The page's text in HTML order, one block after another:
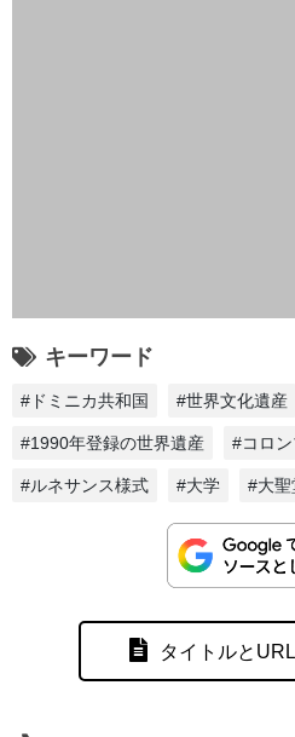
キーワード
#ドミニカ共和国 #世界文化遺産
#1990年登録の世界遺産 #コロン
#ルネサンス様式 #大学 #大聖
タイトルと